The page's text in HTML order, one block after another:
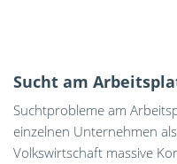
Sucht am
Suchtprobleme am
einzelnen Unternehmen
Volkswirtschaft massive